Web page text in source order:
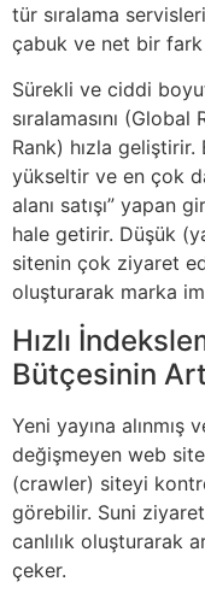
tür sıralama
çabuk ve net bir
Sürekli ve ciddi
sıralamasını
Rank) hızla
yükseltir ve en çok
alanı satışı” yapan
hale getirir. Düşük
sitenin çok ziyaret
oluşturarak marka
Hızlı
Bütçesinin
Yeni yayına
değişmeyen web
(crawler) siteyi
görebilir. Suni
canlılık oluşturarak
çeker.